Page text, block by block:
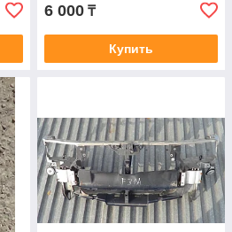
6 000 ₸
Купить